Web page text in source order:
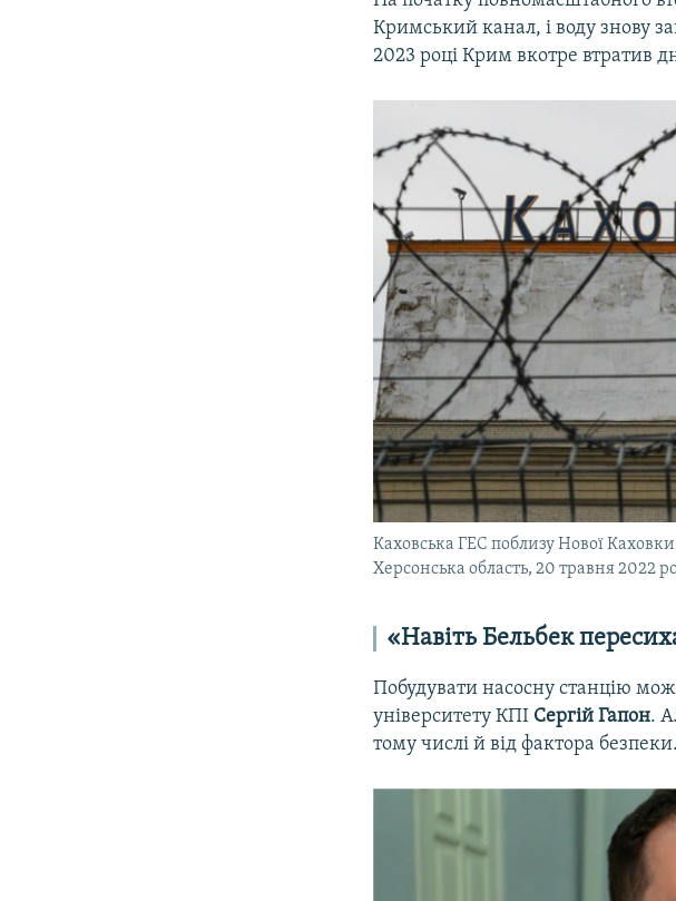
Кримський канал, і воду знову
2023 році Крим вкотре втратив
Каховська ГЕС поблизу Нової
Херсонська область, 20 травня 2022
«Навіть Бельбек
Побудувати насосну станцію
університету КПІ Сергій Гапон.
тому числі й від фактора безпеки.